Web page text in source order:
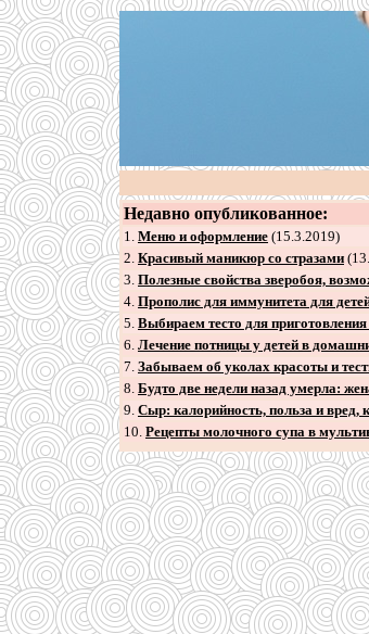
Недавно опубликованное:
1. Меню и оформление (15.3.2019)
2. Красивый маникюр со стразами
3. Полезные свойства зверобоя,
4. Прополис для иммунитета для
5. Выбираем тесто для
6. Лечение потницы у детей в
7. Забываем об уколах красоты и
8. Будто две недели назад умерла:
9. Сыр: калорийность, польза и вред,
10. Рецепты молочного супа в